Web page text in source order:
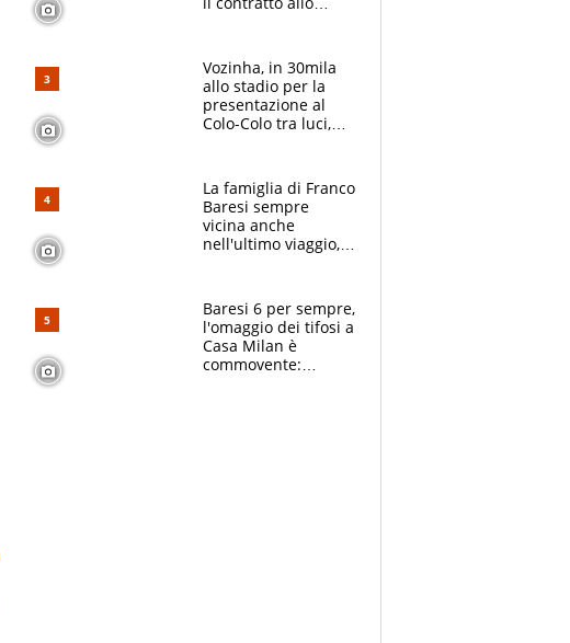
Vozinha, in 30mila
allo stadio per la
presentazione al
Colo-Colo tra luci,
La famiglia di Franco
Baresi sempre
vicina anche
nell'ultimo viaggio,
circondati
dall'affetto dei tifosi
Baresi 6 per sempre,
l'omaggio dei tifosi a
Casa Milan è
commovente: